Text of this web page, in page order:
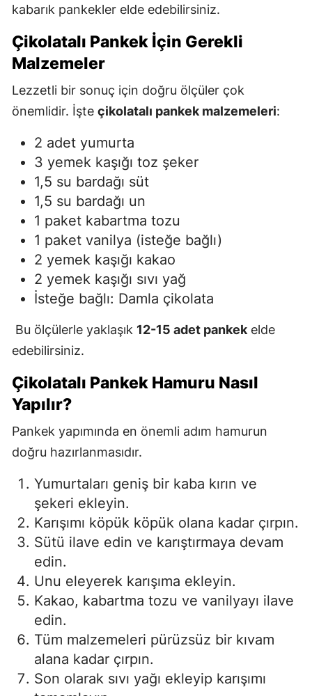
kabarık pankekler elde edebilirsiniz.
Çikolatalı Pankek İçin Gerekli
Malzemeler
Lezzetli bir sonuç için doğru ölçüler çok
önemlidir. İşte çikolatalı pankek malzemeleri:
2 adet yumurta
3 yemek kaşığı toz şeker
1,5 su bardağı süt
1,5 su bardağı un
1 paket kabartma tozu
1 paket vanilya (isteğe bağlı)
2 yemek kaşığı kakao
2 yemek kaşığı sıvı yağ
İsteğe bağlı: Damla çikolata
Bu ölçülerle yaklaşık 12-15 adet pankek elde
edebilirsiniz.
Çikolatalı Pankek Hamuru Nasıl
Yapılır?
Pankek yapımında en önemli adım hamurun
doğru hazırlanmasıdır.
Yumurtaları geniş bir kaba kırın ve
şekeri ekleyin.
Karışımı köpük köpük olana kadar çırpın.
Sütü ilave edin ve karıştırmaya devam
edin.
Unu eleyerek karışıma ekleyin.
Kakao, kabartma tozu ve vanilyayı ilave
edin.
Tüm malzemeleri pürüzsüz bir kıvam
alana kadar çırpın.
Son olarak sıvı yağı ekleyip karışımı